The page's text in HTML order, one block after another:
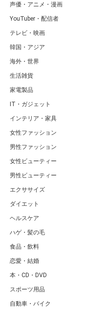
声優・アニメ・漫画
YouTuber・配信者
テレビ・映画
韓国・アジア
海外・世界
生活雑貨
家電製品
IT・ガジェット
インテリア・家具
女性ファッション
男性ファッション
女性ビューティー
男性ビューティー
エクササイズ
ダイエット
ヘルスケア
ハゲ・髪の毛
食品・飲料
恋愛・結婚
本・CD・DVD
スポーツ用品
自動車・バイク